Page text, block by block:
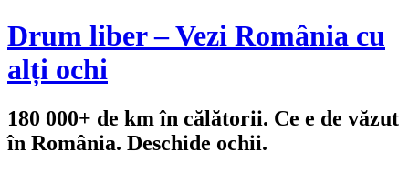
Drum liber – Vezi România cu
alți ochi
180 000+ de km în călătorii. Ce e de văzut
în România. Deschide ochii.